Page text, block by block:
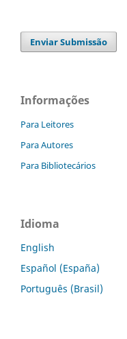
Enviar Submissão
Informações
Para Leitores
Para Autores
Para Bibliotecários
Idioma
English
Español (España)
Português (Brasil)